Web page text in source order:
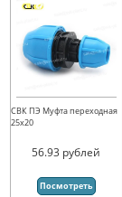
СВК ПЭ Муфта переходная
25х20
56.93 рублей
Посмотреть